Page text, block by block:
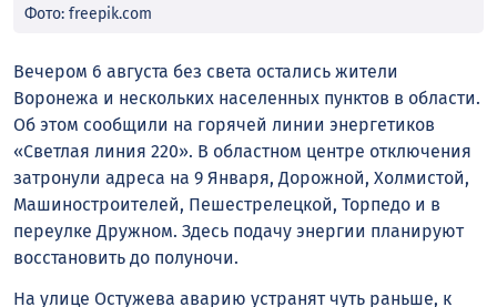
Фото: freepik.com
Вечером 6 августа без света остались жители
Воронежа и нескольких населенных пунктов в области.
Об этом сообщили на горячей линии энергетиков
«Светлая линия 220». В областном центре отключения
затронули адреса на 9 Января, Дорожной, Холмистой,
Машиностроителей, Пешестрелецкой, Торпедо и в
переулке Дружном. Здесь подачу энергии планируют
восстановить до полуночи.
На улице Остужева аварию устранят чуть раньше, к